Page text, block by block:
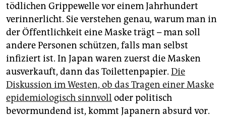
tödlichen Grippewelle vor einem Jahrhundert
verinnerlicht. Sie verstehen genau, warum man in
der Öffentlichkeit eine Maske trägt – man soll
andere Personen schützen, falls man selbst
infiziert ist. In Japan waren zuerst die Masken
ausverkauft, dann das Toilettenpapier. Die
Diskussion im Westen, ob das Tragen einer Maske
epidemiologisch sinnvoll oder politisch
bevormundend ist, kommt Japanern absurd vor.